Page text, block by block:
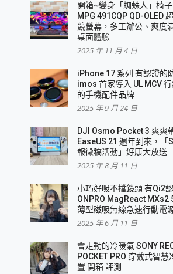
開箱~變身「蜘蛛人」椅
MPG 491CQP QD-OLED
競螢幕，多工辦公、爽度
桌面體驗
2025 年 11 月 4 日
iPhone 17 系列 有認證的
imos 首家導入 UL MCV
的手機配件品牌
2025 年 9 月 24 日
DJI Osmo Pocket 3 爽爽
EaseUS 21 週年到來，「
報徵稿活動」好康大放送
2025 年 8 月 11 日
小巧好吸不擋鏡頭 有Qi2
ONPRO MagReact MXs2
薄型磁吸無線急速行動電
2025 年 6 月 11 日
會走動的冷暖氣 SONY
POCKET PRO 穿戴式智慧
置 開箱 評測